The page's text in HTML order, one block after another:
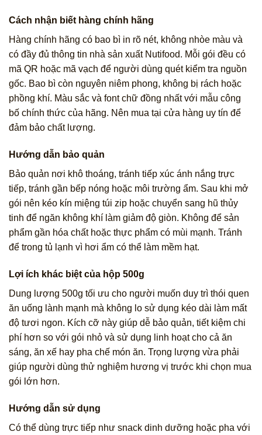
Cách nhận biết hàng chính hãng
Hàng chính hãng có bao bì in rõ nét, không nhòe màu và
có đầy đủ thông tin nhà sản xuất Nutifood. Mỗi gói đều có
mã QR hoặc mã vạch để người dùng quét kiểm tra nguồn
gốc. Bao bì còn nguyên niêm phong, không bị rách hoặc
phồng khí. Màu sắc và font chữ đồng nhất với mẫu công
bố chính thức của hãng. Nên mua tại cửa hàng uy tín để
đảm bảo chất lượng.
Hướng dẫn bảo quản
Bảo quản nơi khô thoáng, tránh tiếp xúc ánh nắng trực
tiếp, tránh gần bếp nóng hoặc môi trường ẩm. Sau khi mở
gói nên kéo kín miệng túi zip hoặc chuyển sang hũ thủy
tinh để ngăn không khí làm giảm độ giòn. Không để sản
phẩm gần hóa chất hoặc thực phẩm có mùi mạnh. Tránh
để trong tủ lạnh vì hơi ẩm có thể làm mềm hạt.
Lợi ích khác biệt của hộp 500g
Dung lượng 500g tối ưu cho người muốn duy trì thói quen
ăn uống lành mạnh mà không lo sử dụng kéo dài làm mất
độ tươi ngon. Kích cỡ này giúp dễ bảo quản, tiết kiệm chi
phí hơn so với gói nhỏ và sử dụng linh hoạt cho cả ăn
sáng, ăn xế hay pha chế món ăn. Trọng lượng vừa phải
giúp người dùng thử nghiệm hương vị trước khi chọn mua
gói lớn hơn.
Hướng dẫn sử dụng
Có thể dùng trực tiếp như snack dinh dưỡng hoặc pha với